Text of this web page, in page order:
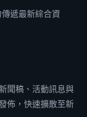
傳遞最新綜合資
聞稿、活動訊息與
佈，快速擴散至新